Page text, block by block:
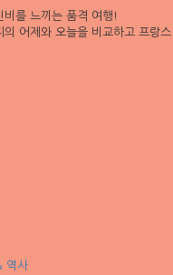
비를 느끼는 품격 여행!
의 어제와 오늘을 비교하고 프랑